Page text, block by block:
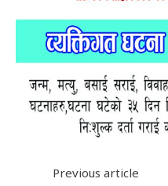
Previous article